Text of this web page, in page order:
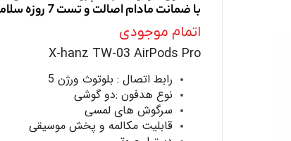
با ضمانت مادام اصالت و تست 7 روزه سلامت کالا
اتمام موجودی
X-hanz TW-03 AirPods Pro
رابط اتصال : بلوتوث ورژن 5
نوع هدفون :دو گوشی
سرگوش های لمسی
قابلیت مکالمه و پخش موسیقی